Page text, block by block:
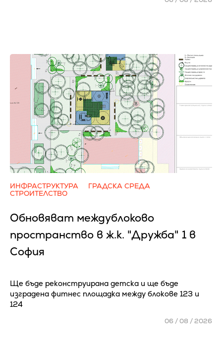
ИНФРАСТРУКТУРА
ГРАДСКА СРЕДА
СТРОИТЕЛСТВО
Обновяват междублоково
пространство в ж.к. "Дружба" 1 в
София
Ще бъде реконструирана детска и ще бъде
изградена фитнес площадка между блокове 123 и
124
06 / 08 / 2026